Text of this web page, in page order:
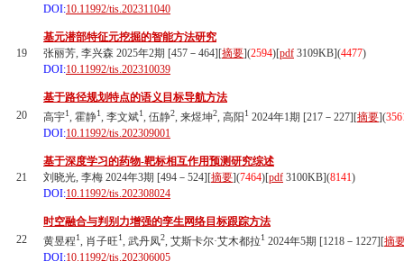
DOI:10.11992/tis.202311040
19
基元潜部特征元挖掘的智能方法研究
张丽芳, 李兴森 2025年2期 [457－464][摘要](2594)[pdf 3109KB](4477)
DOI:10.11992/tis.202310039
20
基于路径规划特点的语义目标导航方法
高宇1, 霍静1, 李文斌1, 伍静2, 来煜坤2, 高阳 1 2024年1期 [217－227][摘要](
DOI:10.11992/tis.202309001
21
基于深度学习的药物-靶标相互作用预测研究综述
刘晓光, 李梅 2024年3期 [494－524][摘要](7464)[pdf 3100KB](8141)
DOI:10.11992/tis.202308024
22
时空融合与判别力增强的孪生网络目标跟踪方法
黄昱程1, 肖子旺1, 武丹凤2, 艾斯卡尔·艾木都拉1 2024年5期 [1218－1227][摘
DOI:10.11992/tis.202306005